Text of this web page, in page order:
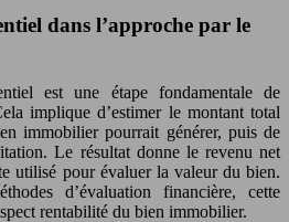
dans l’approche par le
est une étape fondamentale de
implique d’estimer le montant total
immobilier pourrait générer, puis de
Le résultat donne le revenu net
utilisé pour évaluer la valeur du bien.
d’évaluation financière, cette
rentabilité du bien immobilier.